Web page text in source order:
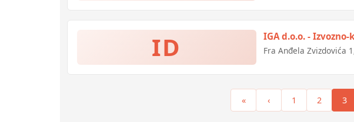
ID IGA d.o.o. -
Fra Anđela Zvizdovića
« ‹ 1 2 3